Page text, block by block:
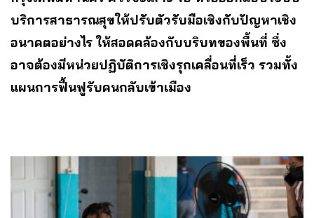
บริการสาธารณสุขให้ปรับตัวรับมือเชิงกับปัญหาเชิง
อนาคตอย่างไร ให้สอดคล้องกับบริบทของพื้นที่ ซึ่ง
อาจต้องมีหน่วยปฏิบัติการเชิงรุกเคลื่อนที่เร็ว​ รวมทั้ง
แผนการฟื้นฟูรับคนกลับเข้าเมือง